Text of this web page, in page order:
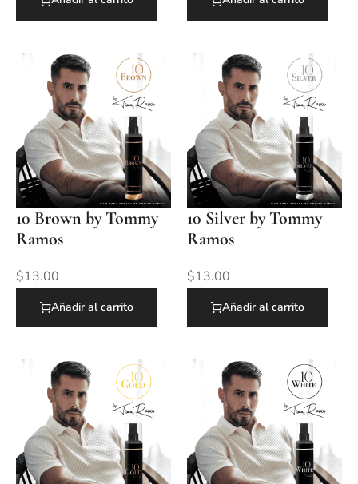
10 Brown by Tommy
Ramos
$13.00
Añadir al carrito
10 Silver by Tommy
Ramos
$13.00
Añadir al carrito